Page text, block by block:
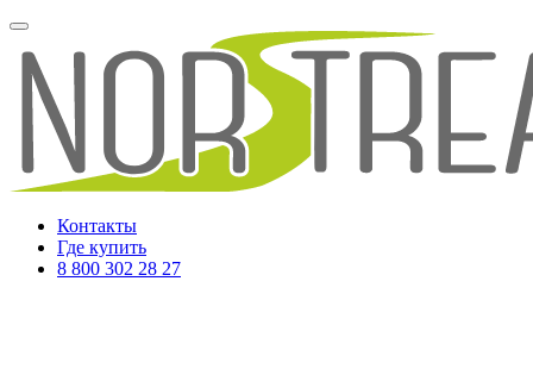
Контакты
Где купить
8 800 302 28 27